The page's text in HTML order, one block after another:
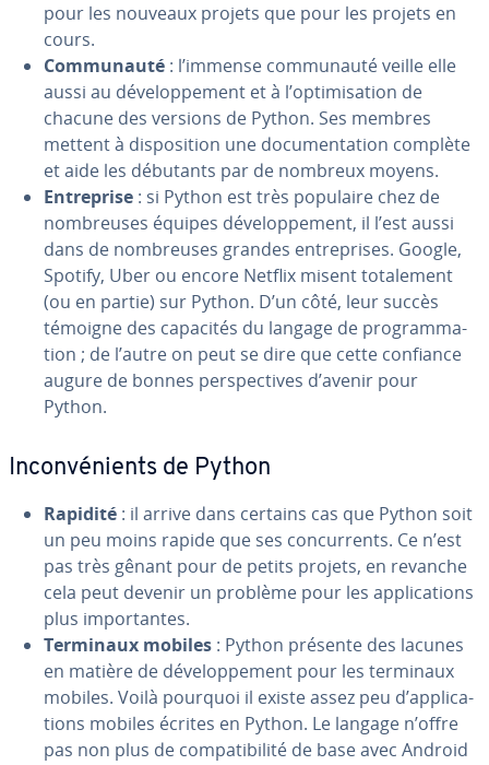
pour les nouveaux projets que pour les projets en
cours.
Com­mu­nauté : l’immense com­mu­nauté veille elle
aussi au dé­ve­lop­pe­ment et à l’op­ti­mi­sa­tion de
chacune des versions de Python. Ses membres
mettent à dis­po­si­tion une do­cu­men­ta­tion complète
et aide les débutants par de nombreux moyens.
En­tre­prise : si Python est très populaire chez de
nom­breuses équipes dé­ve­lop­pe­ment, il l’est aussi
dans de nom­breuses grandes en­tre­prises. Google,
Spotify, Uber ou encore Netflix misent to­ta­le­ment
(ou en partie) sur Python. D’un côté, leur succès
témoigne des capacités du langage de pro­gram­ma­
tion ; de l’autre on peut se dire que cette confiance
augure de bonnes pers­pec­tives d’avenir pour
Python.
In­con­vé­nients de Python
Rapidité : il arrive dans certains cas que Python soit
un peu moins rapide que ses con­cur­rents. Ce n’est
pas très gênant pour de petits projets, en revanche
cela peut devenir un problème pour les ap­pli­ca­tions
plus im­por­tantes.
Terminaux mobiles : Python présente des lacunes
en matière de dé­ve­lop­pe­ment pour les terminaux
mobiles. Voilà pourquoi il existe assez peu d’ap­pli­ca­
tions mobiles écrites en Python. Le langage n’offre
pas non plus de com­pa­ti­bi­lité de base avec Android